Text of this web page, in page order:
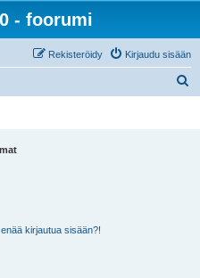
- foorumi
Kirjaudu sisään
Rekisteröidy
kirjautua sisään?!